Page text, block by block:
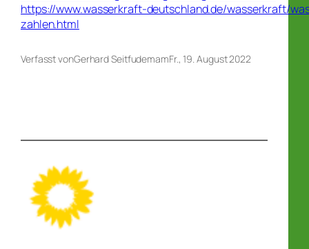
https://www.wasserkraft-deutschland.de/wasserkraft/
zahlen.html
Verfasst vonGerhard SeitfudemamFr., 19. August 2022